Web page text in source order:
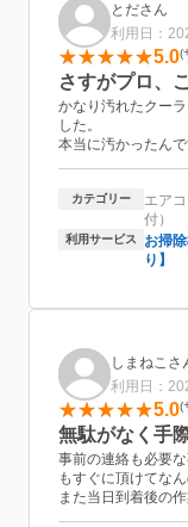
とださん
利用日：
5.0
さすがプロ、
かなり汚れたクー
した。
本当に汚かったんで
テキパキと2時間
久しぶりに綺麗な
吠える犬にも優し
また次回もお願い
ありがとうございま
カテゴリー
エア
付）
利用サービス
お掃
り】
しまねこさ
利用日：
5.0
無駄がなく手
事前の連絡も必要
もすぐに頂けてな
また当日到着後の